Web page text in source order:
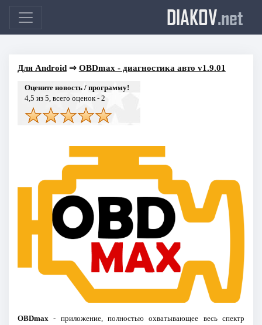
DIAKOV.net
Для Android⇒ OBDmax - диагностика авто v1.9.01
Оцените новость / программу!
4,5 из 5, всего оценок - 2
OBDmax - приложение, полностью охватывающее весь спектр